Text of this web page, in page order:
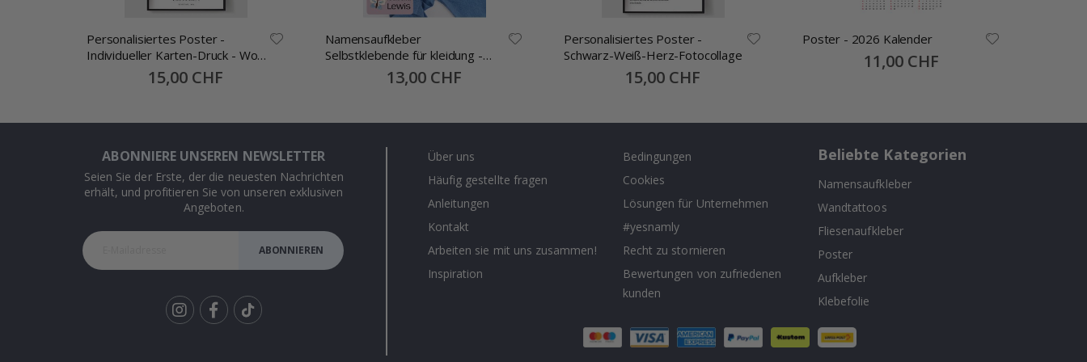
Personalisiertes Poster -
Individueller Karten-Druck - Wo
alles begannSpecial
Price
15,00 CHF
Namensaufkleber
Selbstklebende für kleidung -
30x13mm -70 Stck
Special
Price
13,00 CHF
Personalisiertes Poster -
Schwarz-Weiß-Herz-Fotocollage
Special
Price
15,00 CHF
Poster - 2026 Kalender
Special
Price
11,00 CHF
ABONNIERE UNSEREN NEWSLETTER
Seien Sie der Erste, der die neuesten Nachrichten
erhält, und profitieren Sie von unseren exklusiven
Angeboten.
ABONNIEREN
Über uns
Häufig gestellte fragen
Anleitungen
Kontakt
Arbeiten sie mit uns zusammen!
Inspiration
Bedingungen
Cookies
Lösungen für Unternehmen
#yesnamly
Recht zu stornieren
Bewertungen von zufriedenen
kunden
Beliebte Kategorien
Namensaufkleber
Wandtattoos
Fliesenaufkleber
Poster
Aufkleber
Klebefolie